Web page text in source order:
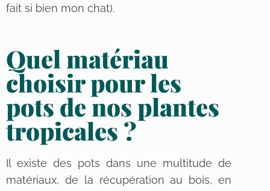
fait si bien mon chat).
Quel matériau
choisir pour les
pots de nos plantes
tropicales ?
Il existe des pots dans une multitude de
matériaux, de la récupération au bois, en